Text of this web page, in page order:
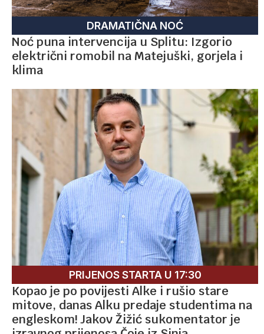
DRAMATIČNA NOĆ
Noć puna intervencija u Splitu: Izgorio
električni romobil na Matejuški, gorjela i
klima
PRIJENOS STARTA U 17:30
Kopao je po povijesti Alke i rušio stare
mitove, danas Alku predaje studentima na
engleskom! Jakov Žižić sukomentator je